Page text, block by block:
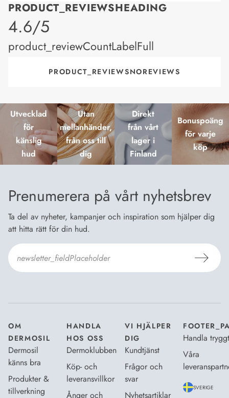
PRODUCT_REVIEWSHEADING
product_rating
4.6/5
product_reviewCountLabelFull
PRODUCT_REVIEWSNOREVIEWS
Utvecklad
för
känslig
hud
Utan
mellanhänder,
från oss till
dig
Direkt
från vårt
lager i
Finland
Bonuspoäng
för varje
köp
Prenumerera på vårt nyhetsbrev
Ta del av nyheter, kampanjer och inspiration som hjälper dig
att hitta rätt för din hud.
OM
DERMOSIL
Dermosil
känns bra
Produkter &
tillverkning
HANDLA
HOS OSS
Dermoklubben
Köp- och
leveransvillkor
Ånger och
VI HJÄLPER
DIG
Kundtjänst
Frågor och
svar
Nyhetsartiklar
Handla tryggt
Våra
SVERIGE